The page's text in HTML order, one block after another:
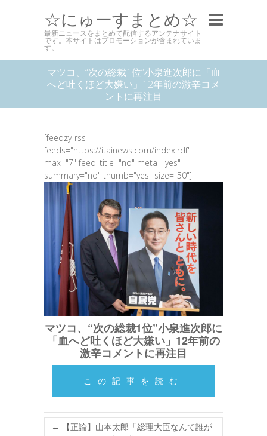
☆にゅーすまとめ☆
最新ニュースをまとめて配信するアンテナサイト
です。本サイトはプロモーションが含まれていま
す。
マツコ、“次の総裁1位”小泉進次郎に「血
へど吐くほど大嫌い」12年前の激辛コメ
ントに再注目
[feedzy-rss
feeds="https://itainews.com/index.rdf"
max="7" feed_title="no" meta="yes"
summary="no" thumb="yes" size="50"]
マツコ、“次の総裁1位”小泉進次郎に
「血へど吐くほど大嫌い」12年前の
激辛コメントに再注目
この記事を読む
←
【正論】山本太郎「総理大臣なんて誰が